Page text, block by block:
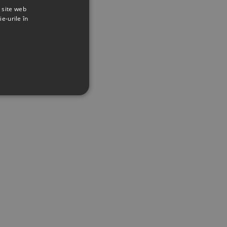
web
urile în